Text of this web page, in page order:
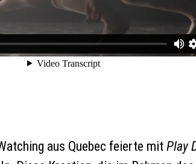
aus Quebec feierte mitPlay